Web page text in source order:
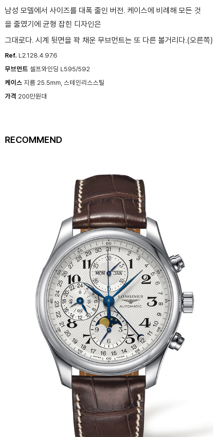
남성 모델에서 사이즈를 대폭 줄인 버전. 케이스에 비례해 모든 것
을 줄였기에 균형 잡힌 디자인은
그대로다. 시계 뒷면을 꽉 채운 무브먼트는 또 다른 볼거리다.(오른쪽)
Ref. L2.128.4.97.6
무브먼트 셀프와인딩 L595/592
케이스 지름 25.5mm, 스테인리스스틸
가격 200만원대
RECOMMEND